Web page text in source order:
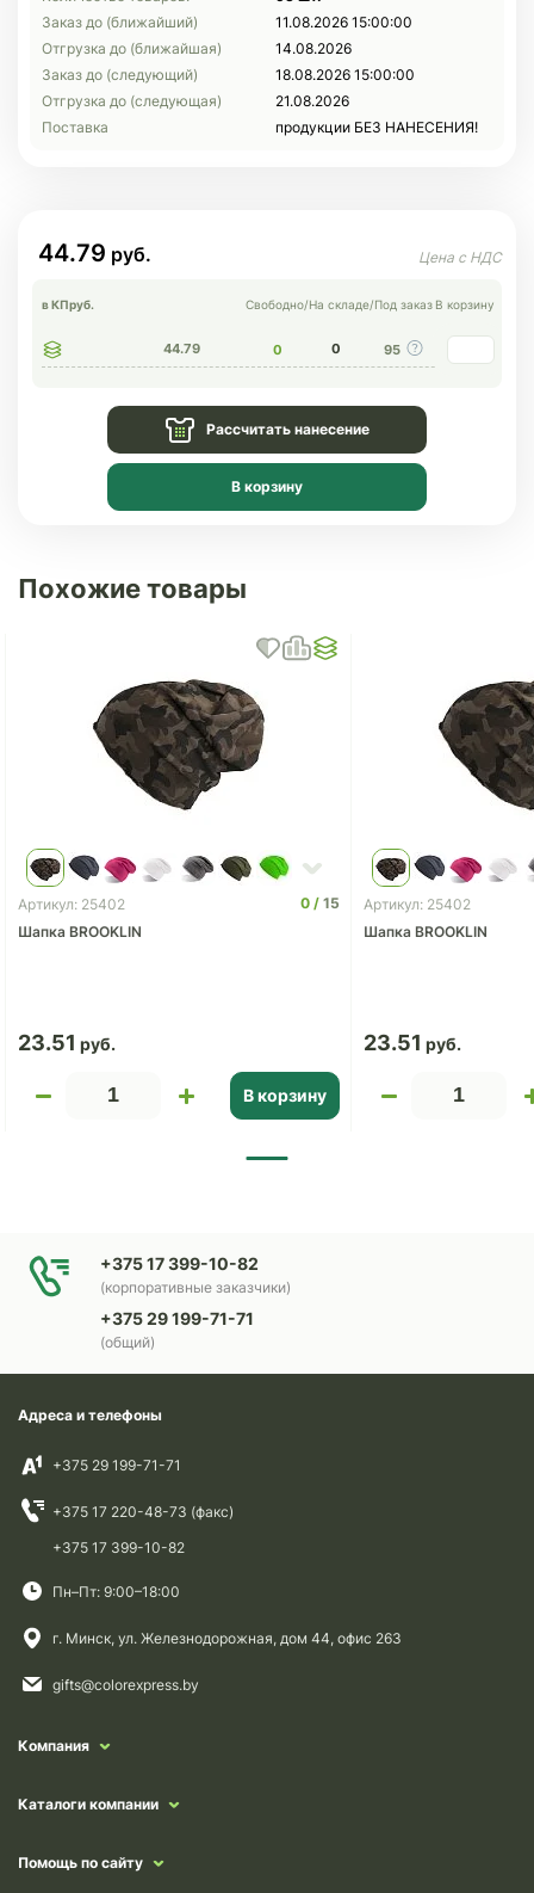
Заказ до (ближайший)
11.08.2026 15:00:00
Отгрузка до (ближайшая)
14.08.2026
Заказ до (следующий)
18.08.2026 15:00:00
Отгрузка до (следующая)
21.08.2026
Поставка
продукции БЕЗ НАНЕСЕНИЯ!
44.79
в КПруб. Свободно/На складе/Под заказ В корзину
44.79 0 0 95
Рассчитать нанесение
В корзину
Похожие товары
Артикул: 25402 0
15
Шапка BROOKLIN
23.51
В корзину
Артикул: 25402
Шапка BROOKLIN
23.51
+375 17 399-10-82
(корпоративные заказчики)
+375 29 199-71-71
(общий)
Адреса и телефоны
+375 29 199-71-71
+375 17 220-48-73 (факс)
+375 17 399-10-82
Пн–Пт: 9:00–18:00
г. Минск, ул. Железнодорожная, дом 44, офис 263
gifts@colorexpress.by
Компания
Каталоги компании
Помощь по сайту